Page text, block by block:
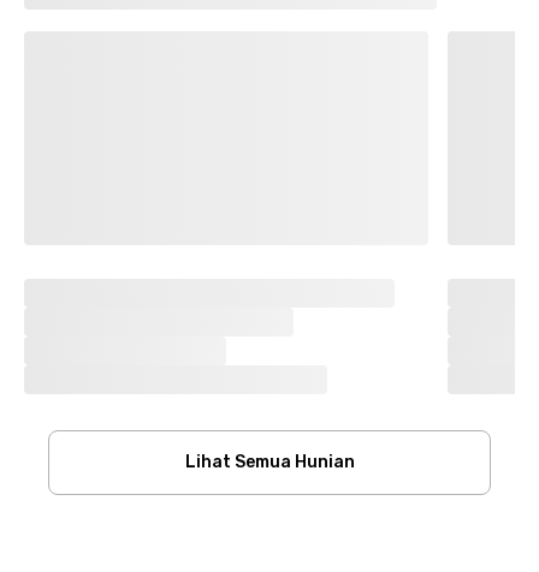
Lihat Semua Hunian